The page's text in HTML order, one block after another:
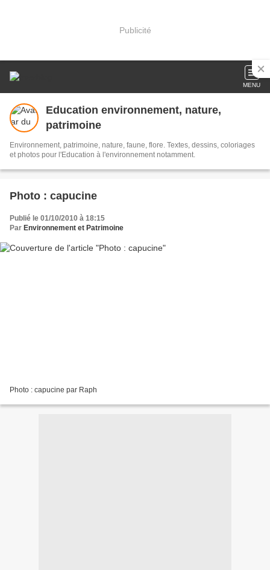
Publicité
MENU
Education environnement, nature,
patrimoine
Environnement, patrimoine, nature, faune, flore. Textes, dessins, coloriages
et photos pour l'Education à l'environnement notamment.
Photo : capucine
Publié le 01/10/2010 à 18:15
Par Environnement et Patrimoine
Photo : capucine par Raph